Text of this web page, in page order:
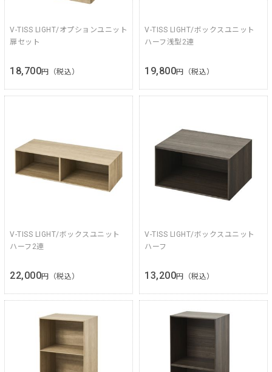
V-TISS LIGHT/オプションユニット
扉セット
18,700円（税込）
V-TISS LIGHT/ボックスユニット
ハーフ浅型2連
19,800円（税込）
V-TISS LIGHT/ボックスユニット
ハーフ2連
22,000円（税込）
V-TISS LIGHT/ボックスユニット
ハーフ
13,200円（税込）